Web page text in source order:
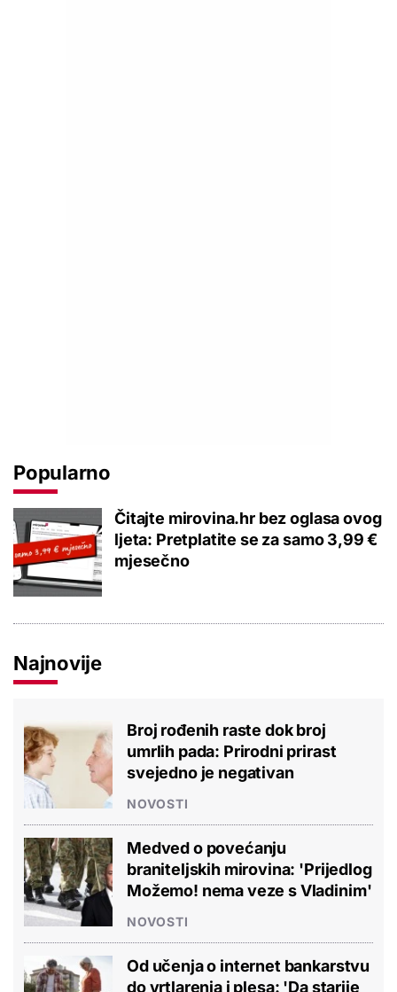
Popularno
Čitajte mirovina.hr bez oglasa ovog
ljeta: Pretplatite se za samo 3,99 €
mjesečno
Najnovije
Broj rođenih raste dok broj
umrlih pada: Prirodni prirast
svejedno je negativan
NOVOSTI
Medved o povećanju
braniteljskih mirovina: 'Prijedlog
Možemo! nema veze s Vladinim'
NOVOSTI
Od učenja o internet bankarstvu
do vrtlarenja i plesa: 'Da starije